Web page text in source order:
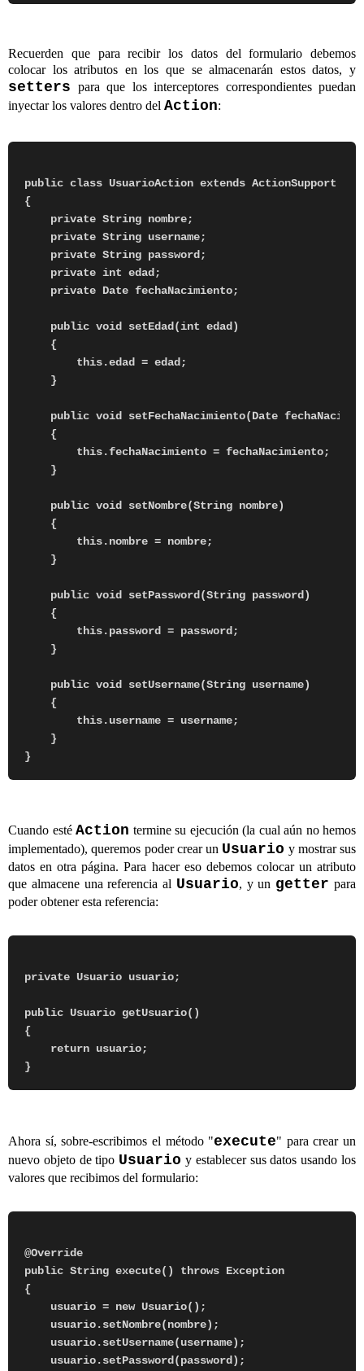
Recuerden que para recibir los datos del formulario debemos
colocar los atributos en los que se almacenarán estos datos, y
setters para que los interceptores correspondientes puedan
inyectar los valores dentro del Action:
public class UsuarioAction extends ActionSupport
{
    private String nombre;
    private String username;
    private String password;
    private int edad;
    private Date fechaNacimiento;
    public void setEdad(int edad)
    {
        this.edad = edad;
    }
public void setFechaNacimiento(Date
    {
        this.fechaNacimiento = fechaNacimiento;
    }
    public void setNombre(String nombre)
    {
        this.nombre = nombre;
    }
    public void setPassword(String password)
    {
        this.password = password;
    }
    public void setUsername(String username)
    {
        this.username = username;
    }
Cuando esté Action termine su ejecución (la cual aún no hemos
implementado), queremos poder crear un Usuario y mostrar sus
datos en otra página. Para hacer eso debemos colocar un atributo
que almacene una referencia al Usuario, y un getter para
poder obtener esta referencia:
private Usuario usuario;
public Usuario getUsuario()
{
    return usuario;
Ahora sí, sobre-escribimos el método "execute" para crear un
nuevo objeto de tipo Usuario y establecer sus datos usando los
valores que recibimos del formulario:
@Override
public String execute() throws Exception
{
    usuario = new Usuario();
    usuario.setNombre(nombre);
    usuario.setUsername(username);
    usuario.setPassword(password);